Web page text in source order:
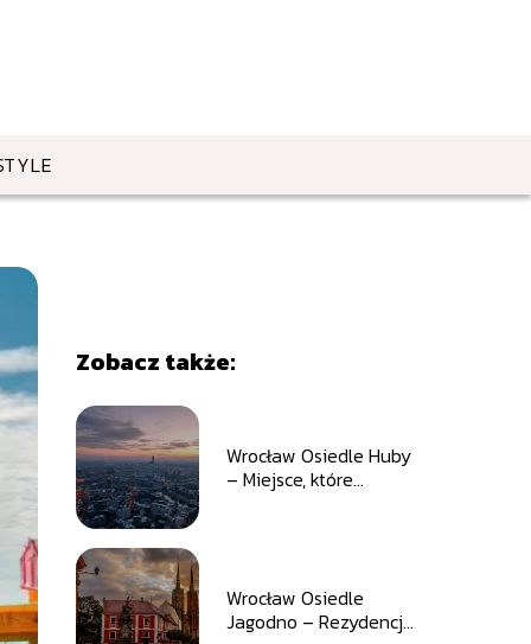
Zobacz także:
Wrocław Osiedle Huby
– Miejsce, które
Wrocław Osiedle
Jagodno – Rezydencja